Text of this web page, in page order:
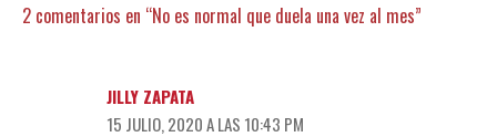
2 comentarios en “No es normal que duela una vez al mes”
JILLY ZAPATA
15 JULIO, 2020 A LAS 10:43 PM